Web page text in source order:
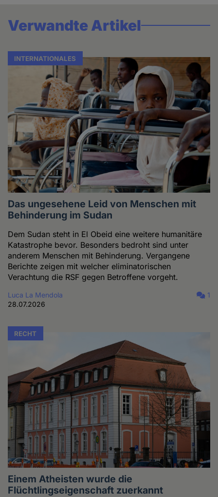
Verwandte Artikel
INTERNATIONALES
Das ungesehene Leid von Menschen mit
Behinderung im Sudan
Dem Sudan steht in El Obeid eine weitere humanitäre
Katastrophe bevor. Besonders bedroht sind unter
anderem Menschen mit Behinderung. Vergangene
Berichte zeigen mit welcher eliminatorischen
Verachtung die RSF gegen Betroffene vorgeht.
Luca La Mendola
28.07.2026
1
RECHT
Einem Atheisten wurde die
Flüchtlingseigenschaft zuerkannt